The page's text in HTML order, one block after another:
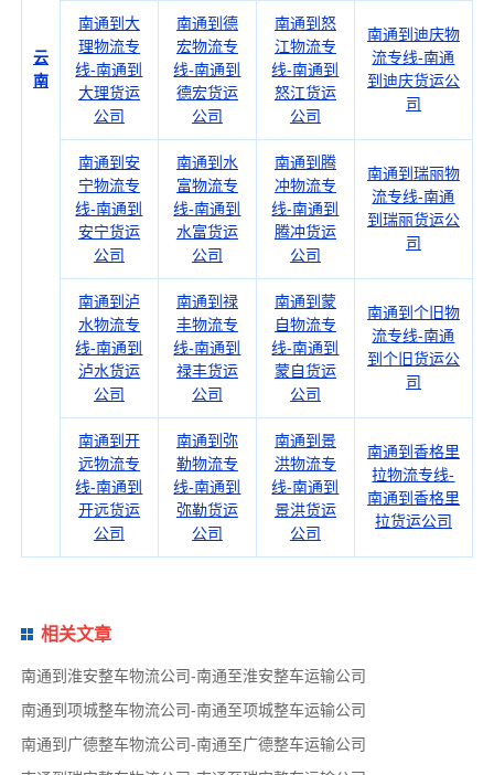
云
南
南通到大
理物流专
线-南通到
大理货运
公司
南通到德
宏物流专
线-南通到
德宏货运
公司
南通到怒
江物流专
线-南通到
怒江货运
公司
南通到迪庆物
流专线-南通
到迪庆货运公
司
南通到安
宁物流专
线-南通到
安宁货运
公司
南通到水
富物流专
线-南通到
水富货运
公司
南通到腾
冲物流专
线-南通到
腾冲货运
公司
南通到瑞丽物
流专线-南通
到瑞丽货运公
司
南通到泸
水物流专
线-南通到
泸水货运
公司
南通到禄
丰物流专
线-南通到
禄丰货运
公司
南通到蒙
自物流专
线-南通到
蒙自货运
公司
南通到个旧物
流专线-南通
到个旧货运公
司
南通到开
远物流专
线-南通到
开远货运
公司
南通到弥
勒物流专
线-南通到
弥勒货运
公司
南通到景
洪物流专
线-南通到
景洪货运
公司
南通到香格里
拉物流专线-
南通到香格里
拉货运公司
相关文章
南通到淮安整车物流公司-南通至淮安整车运输公司
南通到项城整车物流公司-南通至项城整车运输公司
南通到广德整车物流公司-南通至广德整车运输公司